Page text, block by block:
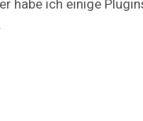
habe ich einige